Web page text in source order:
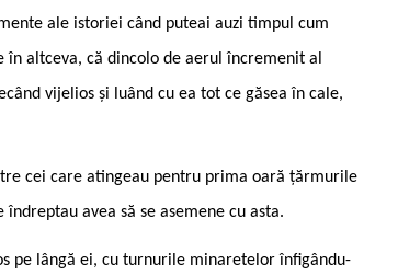
ale istoriei când puteai auzi timpul cum
altceva, că dincolo de aerul încremenit al
vijelios și luând cu ea tot ce găsea în cale,
cei care atingeau pentru prima oară țărmurile
avea să se asemene cu asta.
pe lângă ei, cu turnurile minaretelor înfigându-